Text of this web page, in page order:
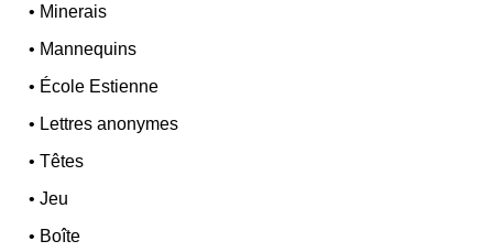
• Minerais
• Mannequins
• École Estienne
• Lettres anonymes
•Têtes
•Jeu
• Boîte